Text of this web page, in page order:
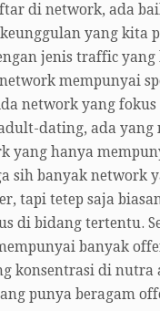
di network, ada
yang kita
jenis traffic
mempunyai
network yang
dating, ada yang
yang hanya
sih banyak network
tapi tetep saja
di bidang tertentu.
banyak
konsentrasi di nutra
punya beragam